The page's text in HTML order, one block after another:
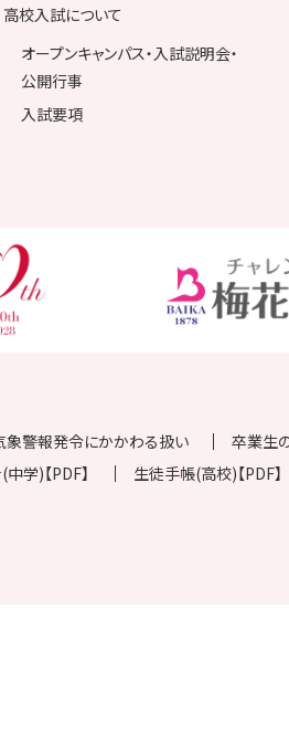
高校入試について
オープンキャンパス・入試説明会・
公開行事
入試要項
象警報発令にかかわる扱い
卒業生
学)【PDF】
生徒手帳(高校)【PDF】